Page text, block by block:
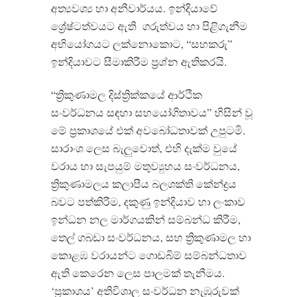
අත්‍යවශ්‍ය හා අනීවාර්යය. ඉන්දියාවේ
ශ්‍රේෂ්ටත්වයට ඇති ගරුත්වය හා පිළිගැනීම
අභියෝගයට ලක්නොකොට, “සහකරු”
ඉන්දියාවට සීමාකිරීම ප්‍රශ්න ඇතිකරයි.
“ත්‍රිකුණාමල දිස්ත්‍රික්කයේ ආර්ථික
සංවර්ධනය සඳහා සහයෝගිතාවය”හිසින් වූ
මේ ප්‍රකාශයේ එක් අවබෝධතාවක් උපුටමි.
සාරාංශ ලෙස බැලුවොත්, එහි දැක්ම වුයේ
වරාය හා සැපයුම් මතුව්‍යුහය සංවර්ධනය,
ත්‍රිකුණාමලය කලාපීය බලශක්ති කේන්ද්‍රය
බවට පත්කිරීම, දකුණු ඉන්දියාව හා ලංකාව
ඉන්ධන නල මාර්ගයකින් සම්බන්ධ කිරීම,
තෙල් ගබඩා සංවර්ධනය, සහ ත්‍රිකුණාමල හා
කොළඹ වරායන්ට ගොඩබිම් සම්බන්ධතාව
ඇති කෙරෙන ලෙස පාලමක් තැනීමය.
‘ප්‍රකාශය’ අතිවිශාල සංවර්ධන නැඹුරුවක්